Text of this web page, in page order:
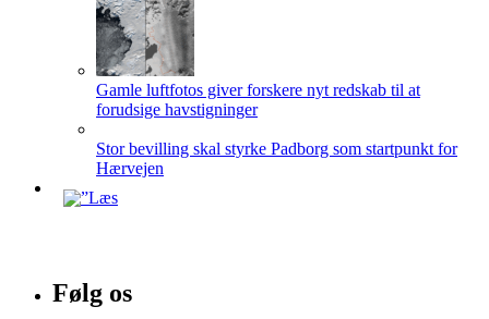
Gamle luftfotos giver forskere nyt redskab til at
forudsige havstigninger
Stor bevilling skal styrke Padborg som startpunkt for
Hærvejen
Følg os